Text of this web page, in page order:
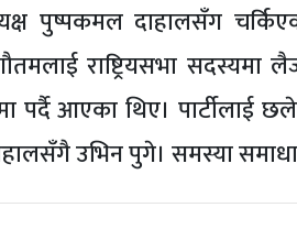
पुष्पकमल दाहालसँग
राष्ट्रियसभा सदस्यमा
पर्दै आएका थिए। पार्टीलाई
उभिन पुगे। समस्या